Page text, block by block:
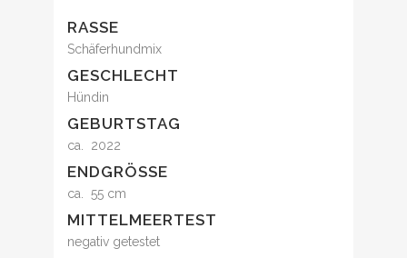
RASSE
Schäferhundmix
GESCHLECHT
Hündin
GEBURTSTAG
ca. 2022
ENDGRÖSSE
ca. 55 cm
MITTELMEERTEST
negativ getestet